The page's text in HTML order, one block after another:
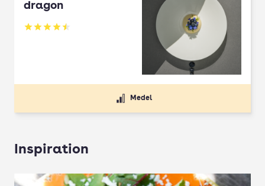
dragon
Betyg: 4.5 av 5
Medel
Inspiration